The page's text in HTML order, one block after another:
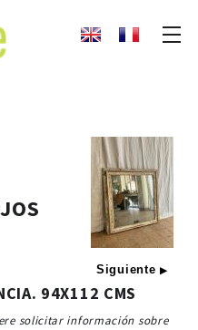
Siguiente▶
94X112 CMS
solicitar información sobre